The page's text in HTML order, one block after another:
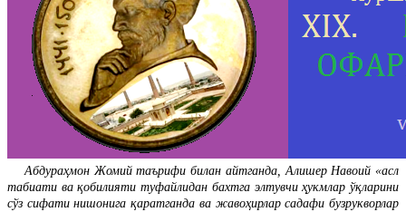
Абдураҳмон Жомий таърифи билан айтганда, Алишер Навоий «асл
табиати ва қобилияти туфайлидан бахтга элтувчи ҳукмлар ўқларини
сўз сифати нишонига қаратганда ва жавоҳирлар садафи бузрукворлар